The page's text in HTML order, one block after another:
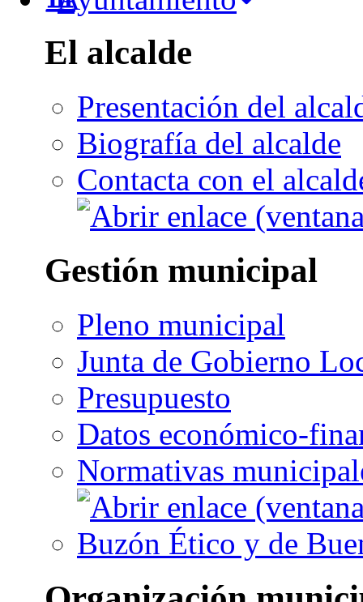
El alcalde
Presentación del
Biografía del alcalde
Contacta con el
Gestión municipal
Pleno municipal
Junta de Gobierno
Presupuesto
Datos económico-
Normativas
Buzón Ético y de